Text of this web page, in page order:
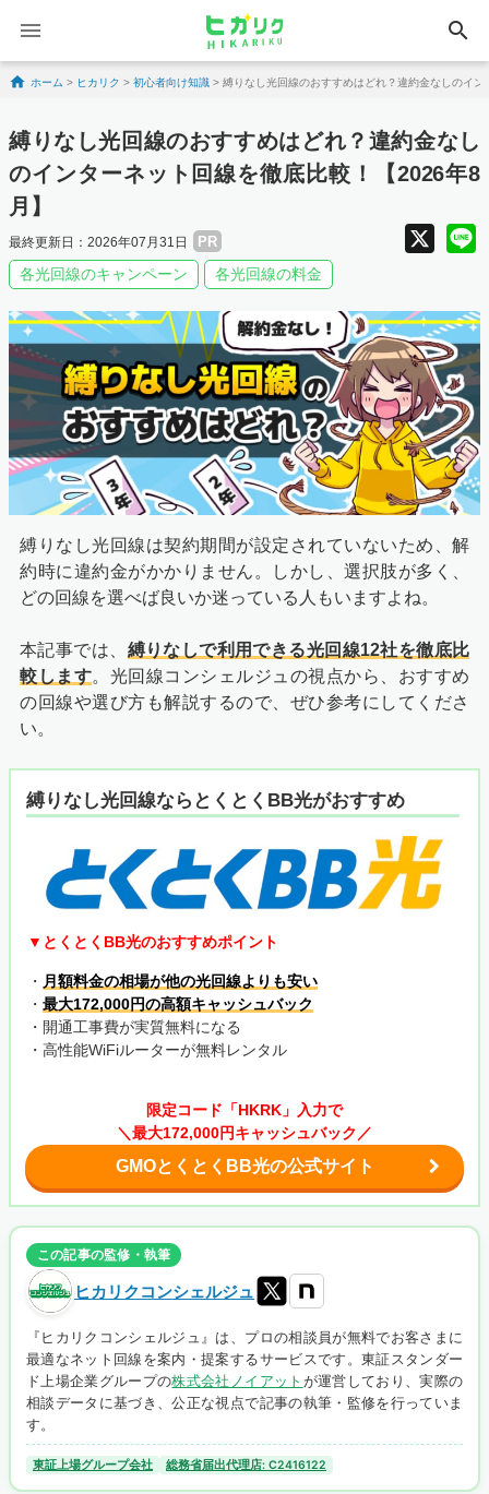
search
Skip to content
ホーム > ヒカリク > 初心者向け知識 > 縛りなし光回線のおすすめはどれ？違約金なしのイ
縛りなし光回線のおすすめはどれ？違約金なし
のインターネット回線を徹底比較！【2026年8
月】
最終更新日：2026年07月31日 PR X
各光回線のキャンペーン 各光回線の料金
縛りなし光回線は契約期間が設定されていないため、解
約時に違約金がかかりません。しかし、選択肢が多く、
どの回線を選べば良いか迷っている人もいますよね。
本記事では、 縛りなしで利用できる光回線12社を徹底比
較します。光回線コンシェルジュの視点から、おすすめ
の回線や選び方も解説するので、ぜひ参考にしてくださ
い。
縛りなし光回線ならとくとくBB光がおすすめ
▼とくとくBB光のおすすめポイント
・ 月額料金の相場が他の光回線よりも安い
・ 最大172,000円の高額キャッシュバック
・開通工事費が実質無料になる
・高性能WiFiルーターが無料レンタル
限定コード「HKRK」入力で
＼最大172,000円キャッシュバック／
GMOとくとくBB光の公式サイト
この記事の監修・執筆
ヒカリクコンシェルジュ
『ヒカリクコンシェルジュ』は、プロの相談員が無料でお客さまに
最適なネット回線を案内・提案するサービスです。東証スタンダー
ド上場企業グループの株式会社ノイアット が運営しており、実際の
相談データに基づき、公正な視点で記事の執筆・監修を行っていま
す。
東証上場グループ会社 総務省届出代理店: C2416122